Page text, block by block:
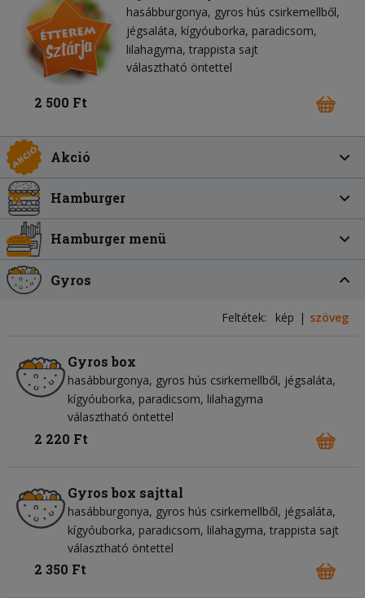
hasábburgonya gyros hús csirkemellből
jégsaláta kígyóuborka paradicsom
lilahagyma trappista sajt
választható öntettel
2 500 Ft
Akció
Hamburger
Hamburger menü
Gyros
Feltétek: kép szöveg
Gyros box
hasábburgonya gyros hús csirkemellből jégsaláta
kígyóuborka paradicsom lilahagyma
választható öntettel
2 220 Ft
Gyros box sajttal
hasábburgonya gyros hús csirkemellből jégsaláta
kígyóuborka paradicsom lilahagyma trappista sajt
választható öntettel
2 350 Ft